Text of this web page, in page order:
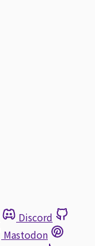
Discord
Mastodon